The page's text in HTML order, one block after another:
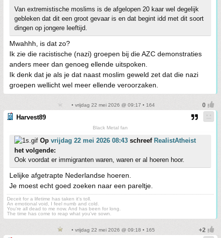
Van extremistische moslims is de afgelopen 20 kaar wel degelijk
gebleken dat dit een groot gevaar is en dat begint idd met dit soort
dingen op jongere leeftijd.
Mwahhh, is dat zo?
Ik zie die racistische (nazi) groepen bij die AZC demonstraties
anders meer dan genoeg ellende uitspoken.
Ik denk dat je als je dat naast moslim geweld zet dat die nazi
groepen wellicht wel meer ellende veroorzaken.
• vrijdag 22 mei 2026 @ 09:17 • 164
Harvest89
Black Metal fan
Op vrijdag 22 mei 2026 08:43 schreef RealistAtheist
het volgende:
Ook voordat er immigranten waren, waren er al hoeren hoor.
Lelijke afgetrapte Nederlandse hoeren.
Je moest echt goed zoeken naar een pareltje.
Deceit for a lifetime has taken it's toll.
An emotional void, I feel numb and cold.
You're all dead to me now. And has been for long.
The time has come to reap what you've sown.
• vrijdag 22 mei 2026 @ 09:18 • 165